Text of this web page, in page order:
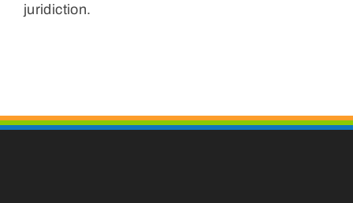
juridiction.